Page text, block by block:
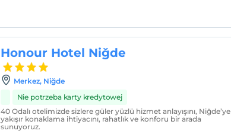
Honour Hotel Niğde
Merkez, Niğde
Nie potrzeba karty kredytowej
40 Odalı otelimizde sizlere güler yüzlü hizmet anlayışını, Niğde’ye
yakışır konaklama ihtiyacını, rahatlık ve konforu bir arada
sunuyoruz.